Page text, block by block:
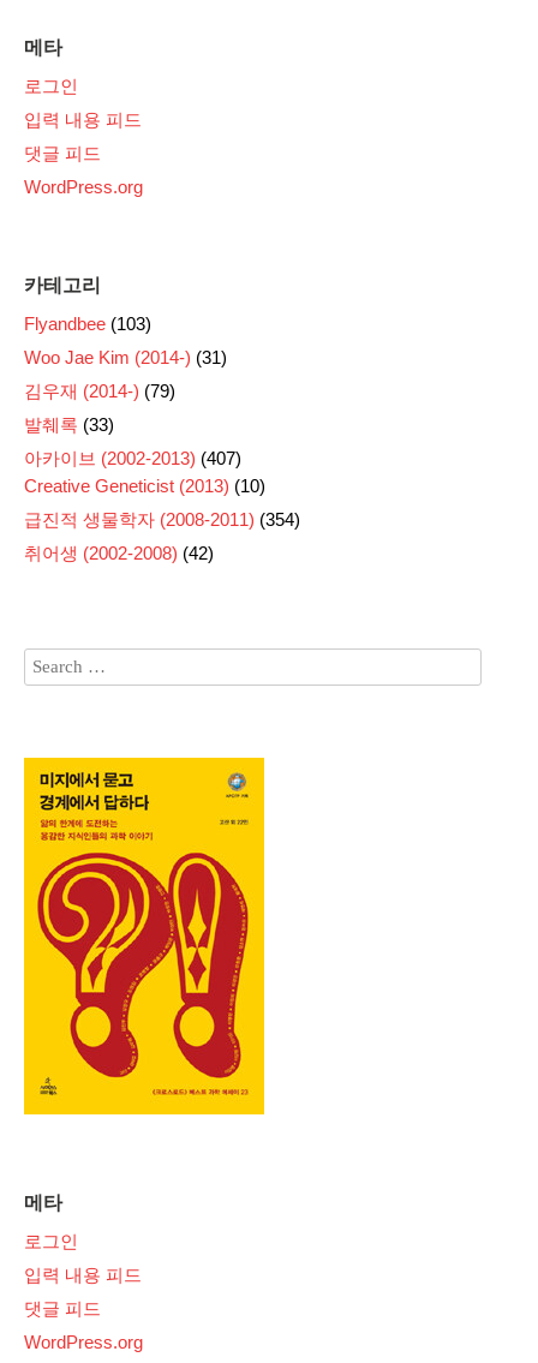
메타
로그인
입력 내용 피드
댓글 피드
WordPress.org
카테고리
Flyandbee (103)
Woo Jae Kim (2014-) (31)
김우재 (2014-) (79)
발췌록 (33)
아카이브 (2002-2013) (407)
Creative Geneticist (2013) (10)
급진적 생물학자 (2008-2011) (354)
취어생 (2002-2008) (42)
메타
로그인
입력 내용 피드
댓글 피드
WordPress.org